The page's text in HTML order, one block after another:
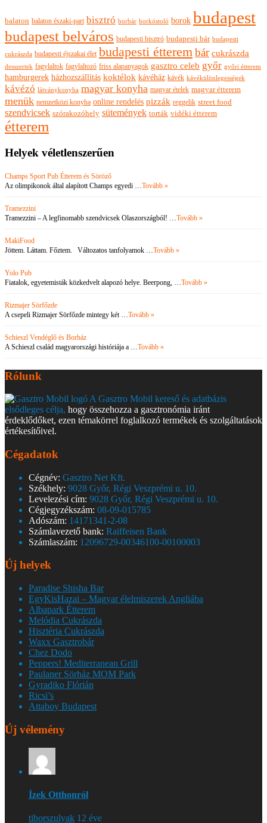
balaton balaton északi-part bisztró borbár borkóstoló borok budapest
budapest belváros budapesti bisztró budapesti bár budapesti
cukrászda budapesti éjszakai élet budapesti étterembár cukrászda
desszertek fagylaltok fagylaltozó friss alapanyagok gasztro celeb győr győri étterem
hamburgerek házhozszállítás koktélok kávéház kávék kávékülönlegességek
kávézó látványkonyha magyar konyha magyar ételek magyar étterem
menük nemzetközi konyha online rendelés pizzák reggelik street food
szendvicsek szórakozóhely sütemények torták vidéki étterem
étterem
Helyek véletlenszerűen
Champs Sport Pub Étterem és Söröző
Az olimpikonok által alapított Champs egyedi …Tovább »
Tramezzini
Tramezzini – A legfinomabb szendvicsek Olaszországból! …Tovább »
MakiFood
Jöttem. Láttam. Főztem. Változatos tanfolyamok …Tovább »
Yolo Pub
Fiatalok, egyetemisták közkedvelt alapozó helye. Beerpong, …Tovább »
Rizmajer Sörfőzde
A csepeli Rizmajer Sörfőzde mintegy két …Tovább »
Schieszl Vendéglő és Borház
A Schieszl család magyarországi históriája a …Tovább »
Rólunk
A Gasztro Mobil kereső és adatbázis
elsődleges célja, hogy összehozza a gasztronómia iránt
érdeklődőket, ezen témakörrel foglalkozó termékek és szolgáltatások
értékesítőivel.
Cégadatok
Cégnév: Gasztro Net Kft.
Székhely: 9028 Győr, Régi Veszprémi u. 10.
Levelezési cím: 9028 Győr, Régi Veszprémi u. 10.
Cégjegyzékszám: 08-09-015785
Adószám: 14171341-2-08
Számlavezető bank: Raiffeisen Bank
Számlaszám: 12096729-00346100-00100003
Új helyek
Paradise Shisha Bar
EgyKisHazai – Magyar élelmiszerek Angliába
Albapark Étterem
Melódia Cukrászda
Hisztéria Cukrászda
Waxx Gasztrobár
Chez Dodo
Peppers! Mediterranean Grill
Paulaner Sörház MOM Park
Gyradiko Flórián
Ricsi’s
Attaboy Budapest
Új vélemény
Ízek Otthonról
tiborszulyak 12 éve